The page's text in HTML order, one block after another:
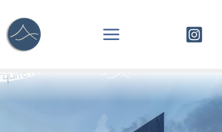
para
conteúdo